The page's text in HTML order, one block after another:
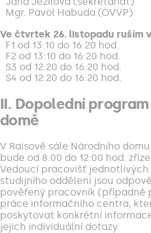
Mgr. Pavol Habuda (OVVP).
Ve čtvrtek 26. listopadu ruším
F1 od 13:10 do 16:20 hod.
F2 od 13:10 do 16:20 hod.
S3 od 12:20 do 16:20 hod.
S4 od 12:20 do 16:20 hod.
II. Dopolední
domě
V Raisově sále Národního
bude od 8:00 do 12:00 hod.
Vedoucí pracovišť jednotlivých
studijního oddělení jsou
pověřený pracovník (případně
práce informačního centra,
poskytovat konkrétní
jejich individuální dotazy.